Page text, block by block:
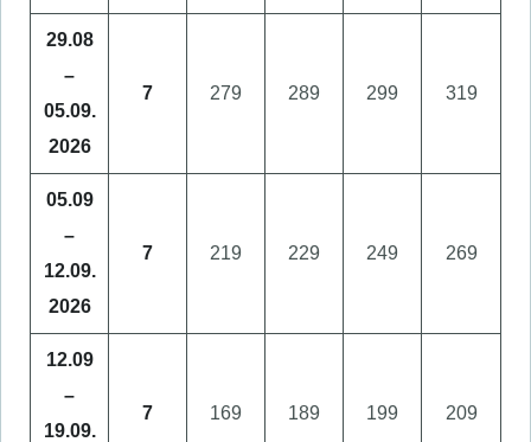
29.08
–
05.09.
2026
7 279 289 299 319
05.09
–
12.09.
2026
7 219 229 249 269
12.09
–
19.09.
7 169 189 199 209